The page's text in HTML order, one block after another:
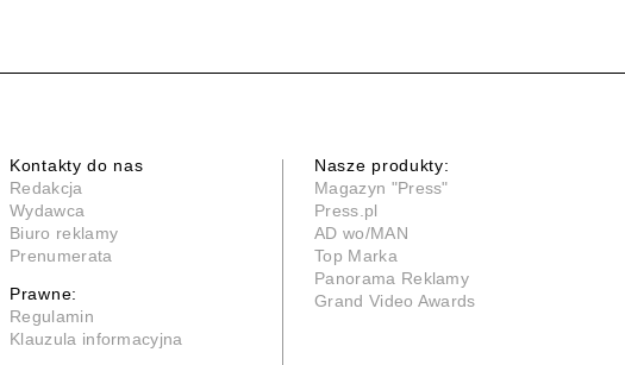
Kontakty do nas
Redakcja
Wydawca
Biuro reklamy
Prenumerata
Prawne:
Regulamin
Klauzula informacyjna
Nasze produkty:
Magazyn "Press"
Press.pl
AD wo/MAN
Top Marka
Panorama Reklamy
Grand Video Awards